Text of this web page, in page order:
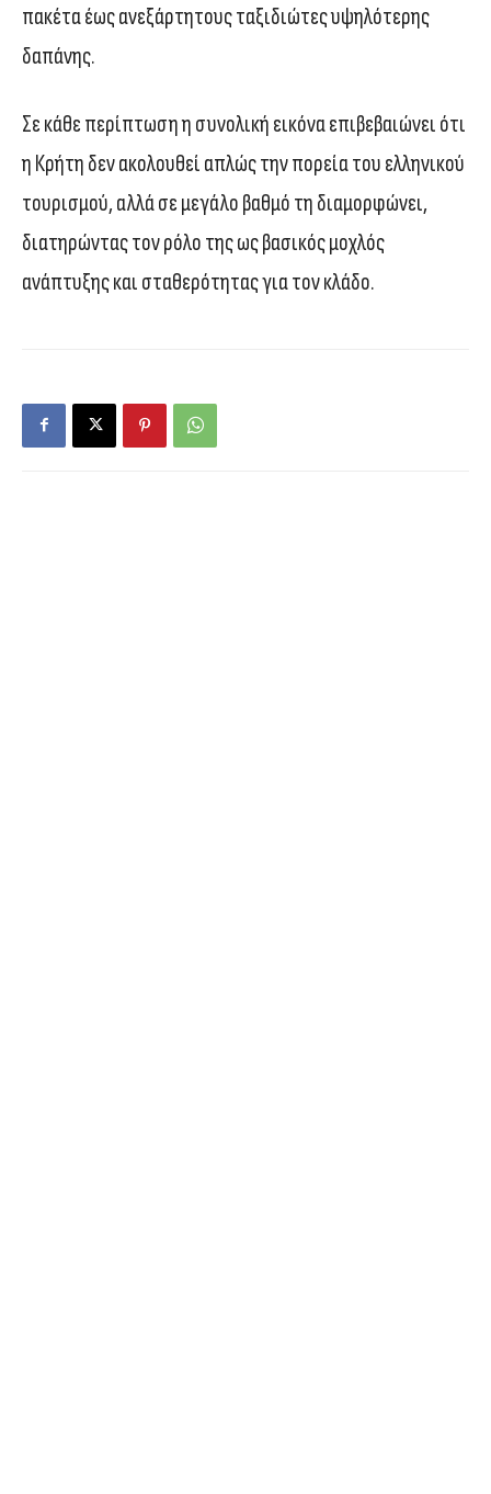
πακέτα έως ανεξάρτητους ταξιδιώτες υψηλότερης
δαπάνης.
Σε κάθε περίπτωση η συνολική εικόνα επιβεβαιώνει ότι
η Κρήτη δεν ακολουθεί απλώς την πορεία του ελληνικού
τουρισμού, αλλά σε μεγάλο βαθμό τη διαμορφώνει,
διατηρώντας τον ρόλο της ως βασικός μοχλός
ανάπτυξης και σταθερότητας για τον κλάδο.